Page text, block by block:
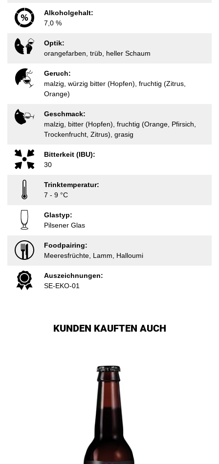
Alkoholgehalt:
7,0 %
Optik:
orangefarben, trüb, heller Schaum
Geruch:
malzig, würzig bitter (Hopfen), fruchtig (Zitrus,
Orange)
Geschmack:
malzig, bitter (Hopfen), fruchtig (Orange, Pfirsich,
Trockenfrucht, Zitrus), grasig
Bitterkeit (IBU):
30
Trinktemperatur:
7 - 9 °C
Glastyp:
Pilsener Glas
Foodpairing:
Meeresfrüchte, Lamm, Halloumi
Auszeichnungen:
SE-EKO-01
KUNDEN KAUFTEN AUCH